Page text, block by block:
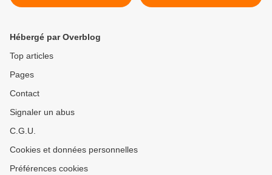
même en rap! Magnifique
Pasteur (2020) >
Hébergé par Overblog
Top articles
Pages
Contact
Signaler un abus
C.G.U.
Cookies et données personnelles
Préférences cookies